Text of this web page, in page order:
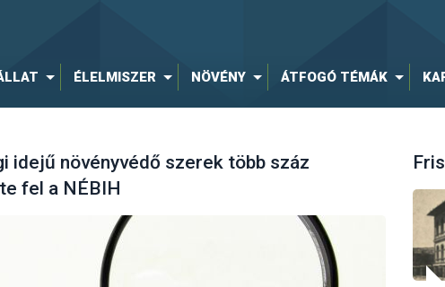
ÉLELMISZER NÖVÉNY ÁTFOGÓ TÉMÁK
idejű növényvédő szerek több száz
fel a NÉBIH